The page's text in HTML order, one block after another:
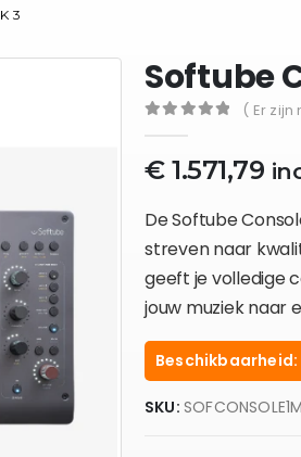
3
Softube
( Er
€1.571,79
De Softube
streven naar
geeft je volledige
jouw muziek naar
Beschikbaarheid:
SKU: